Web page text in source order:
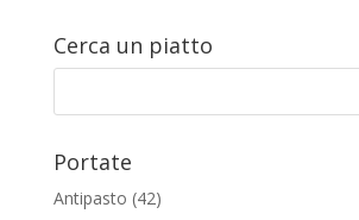
Cerca un piatto
Portate
Antipasto (42)